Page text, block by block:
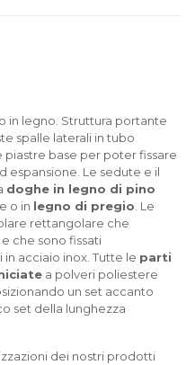
in legno. Struttura portante
spalle laterali in tubo
piastre base per poter fissare
espansione. Le sedute e il
doghe in legno di pino
o in legno di pregio . Le
rettangolare che
che sono fissati
acciaio inox. Tutte le parti
a polveri poliestere
un set accanto
set della lunghezza
dei nostri prodotti